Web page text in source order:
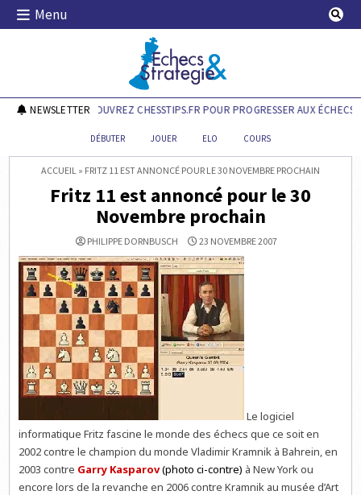
Skip
Menu
Echecs & Stratégie
NEWSLETTERDÉCOUVREZ CHESSTIPS.FR POUR PROGRESSER AUX ÉCHECS !
DÉBUTER JOUER ELO COURS
ACCUEIL » FRITZ 11 EST ANNONCÉ POUR LE 30 NOVEMBRE PROCHAIN
Fritz 11 est annoncé pour le 30
Novembre prochain
PHILIPPE DORNBUSCH 23 NOVEMBRE 2007
Le logiciel
informatique Fritz fascine le monde des échecs que ce soit en
2002 contre le champion du monde Vladimir Kramnik à Bahrein, en
2003 contre Garry Kasparov(photo ci-contre) à New York ou
encore lors de la revanche en 2006 contre Kramnik au musée d’Art